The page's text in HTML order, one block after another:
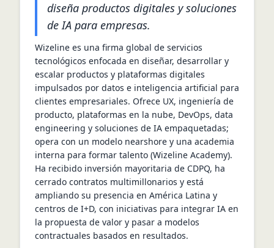
diseña productos digitales y soluciones
de IA para empresas.
Wizeline es una firma global de servicios
tecnológicos enfocada en diseñar, desarrollar y
escalar productos y plataformas digitales
impulsados por datos e inteligencia artificial para
clientes empresariales. Ofrece UX, ingeniería de
producto, plataformas en la nube, DevOps, data
engineering y soluciones de IA empaquetadas;
opera con un modelo nearshore y una academia
interna para formar talento (Wizeline Academy).
Ha recibido inversión mayoritaria de CDPQ, ha
cerrado contratos multimillonarios y está
ampliando su presencia en América Latina y
centros de I+D, con iniciativas para integrar IA en
la propuesta de valor y pasar a modelos
contractuales basados en resultados.